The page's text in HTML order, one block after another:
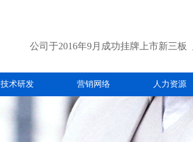
公司于2016年9月成功挂牌上市新三板
技术研发 营销网络 人力资源